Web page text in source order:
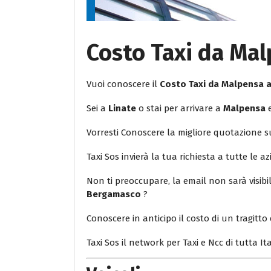
Costo Taxi da
Vuoi conoscere il Costo Taxi da Malpensa
Sei a Linate o stai per arrivare a Malpensa
Vorresti Conoscere la migliore quotazione
Taxi Sos invierà la tua richiesta a tutte le
Non ti preoccupare, la email non sarà
Bergamasco ?
Conoscere in anticipo il costo di un
Taxi Sos il network per Taxi e Ncc di tutta